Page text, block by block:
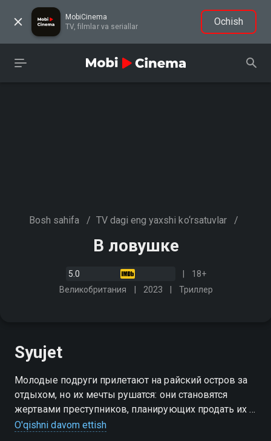
MobiCinema
TV, filmlar va seriallar
Ochish
Bosh sahifa / TV dagi eng yaxshi ko‘rsatuvlar /
В ловушке
5.0
18+
Великобритания
2023 Триллер
Syujet
Молодые подруги прилетают на райский остров за
отдыхом, но их мечты рушатся: они становятся
жертвами преступников, планирующих продать их в
рабство
O'qishni davom ettish